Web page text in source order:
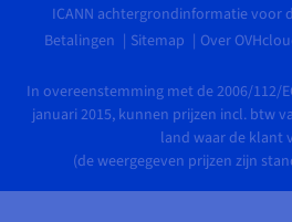
ICANN achtergrondinformatie voor
Betalingen
Sitemap Over
In overeenstemming met de 2006/112/
januari 2015, kunnen prijzen incl. btw
land waar de klant
(de weergegeven prijzen zijn